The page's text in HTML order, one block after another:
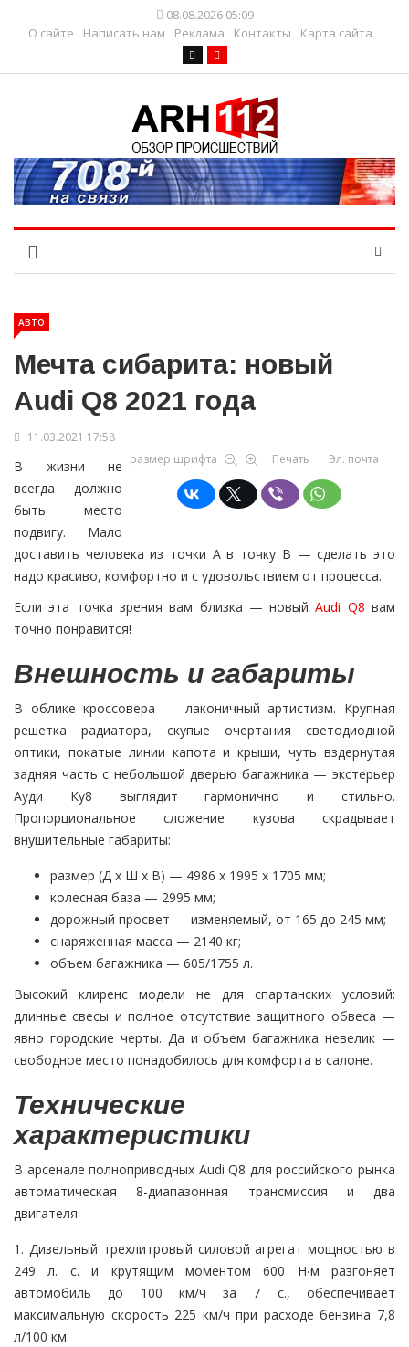
08.08.2026 05:09
О сайте
Написать нам Реклама Контакты Карта сайта
АВТО
Мечта сибарита: новый
Audi Q8 2021 года
11.03.2021 17:58
размер шрифта
Печать Эл. почта
В жизни не
всегда должно
быть место
подвигу. Мало
доставить человека из точки А в точку В — сделать это
надо красиво, комфортно и с удовольствием от процесса.
Если эта точка зрения вам близка — новыйAudi Q8 вам
точно понравится!
Внешность и габариты
В облике кроссовера — лаконичный артистизм. Крупная
решетка радиатора, скупые очертания светодиодной
оптики, покатые линии капота и крыши, чуть вздернутая
задняя часть с небольшой дверью багажника — экстерьер
Ауди Ку8 выглядит гармонично и стильно.
Пропорциональное сложение кузова скрадывает
внушительные габариты:
размер (Д х Ш х В) — 4986 х 1995 х 1705 мм;
колесная база — 2995 мм;
дорожный просвет — изменяемый, от 165 до 245 мм;
снаряженная масса — 2140 кг;
объем багажника — 605/1755 л.
Высокий клиренс модели не для спартанских условий:
длинные свесы и полное отсутствие защитного обвеса —
явно городские черты. Да и объем багажника невелик —
свободное место понадобилось для комфорта в салоне.
Технические
характеристики
В арсенале полноприводных Audi Q8 для российского рынка
автоматическая 8-диапазонная трансмиссия и два
двигателя:
1. Дизельный трехлитровый силовой агрегат мощностью в
249 л. с. и крутящим моментом 600 Н‧м разгоняет
автомобиль до 100 км/ч за 7 с., обеспечивает
максимальную скорость 225 км/ч при расходе бензина 7,8
л/100 км.